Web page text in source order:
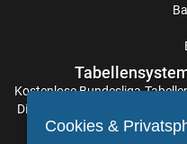
KostenloseBundesliga-
Die Aktualisierung der
Sie stets auf dem
Cookies &